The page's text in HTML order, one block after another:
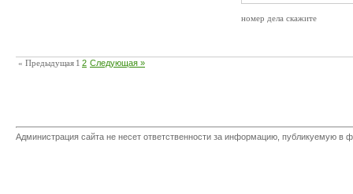
номер дела скажите
« Предыдущая 1 2 Следующая »
Администрация сайта не несет ответственности за информацию, публикуемую